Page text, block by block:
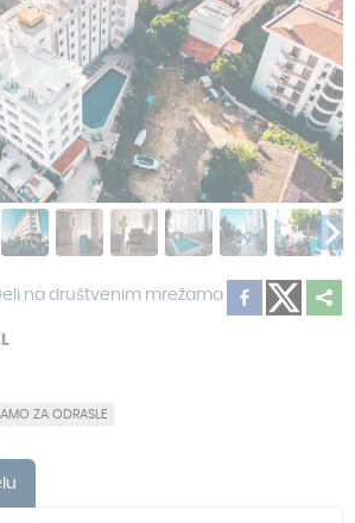
na društvenim mrežama
ZA ODRASLE